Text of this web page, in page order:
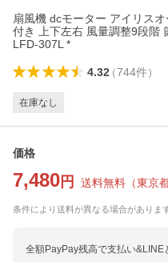
扇風機 dcモーター アイリス
付き 上下左右 風量調整9段階
LFD-307L *
4.32（744件）
在庫なし
価格
7,480 円 送料無料 （東京
条件により送料が異なる場合があります
全額PayPay残高で支払い&LINE